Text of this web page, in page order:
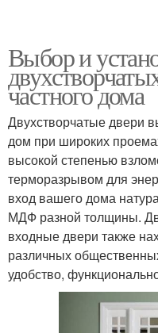
Выбор и
частного дома
Двухстворчатые двери
дом при широких
высокой степенью
терморазрывом для
вход вашего дома
МДФ разной толщины.
входные двери также
различных
удобство,